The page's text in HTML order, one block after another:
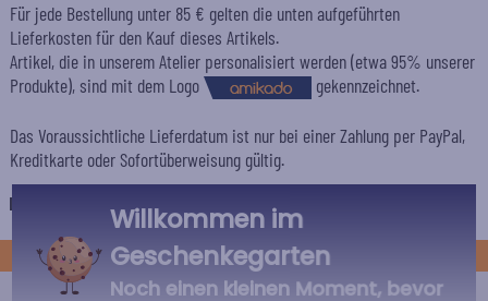
Für jede Bestellung unter 85 € gelten die unten aufgeführten
Lieferkosten für den Kauf dieses Artikels.
Artikel, die in unserem Atelier personalisiert werden (etwa 95% unserer
Produkte), sind mit dem Logo
gekennzeichnet.
Das Voraussichtliche Lieferdatum ist nur bei einer Zahlung per PayPal,
Kreditkarte oder Sofortüberweisung gültig.
Deutschland
STANDARD
Economy-Versand an einen Paketshop
Willkommen im
Geschenkegarten
Noch einen kleinen Moment, bevor